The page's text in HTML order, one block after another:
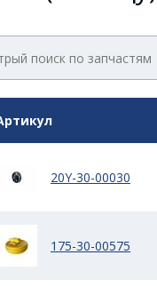
20Y-30-00030
175-30-00575